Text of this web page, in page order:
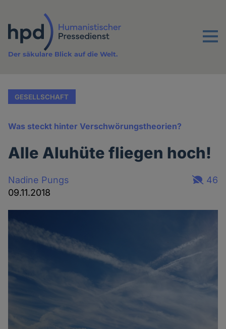
Inhalt
Menu
Der säkulare Blick auf die Welt.
GESELLSCHAFT
Was steckt hinter Verschwörungstheorien?
Alle Aluhüte fliegen hoch!
Nadine Pungs
09.11.2018
46